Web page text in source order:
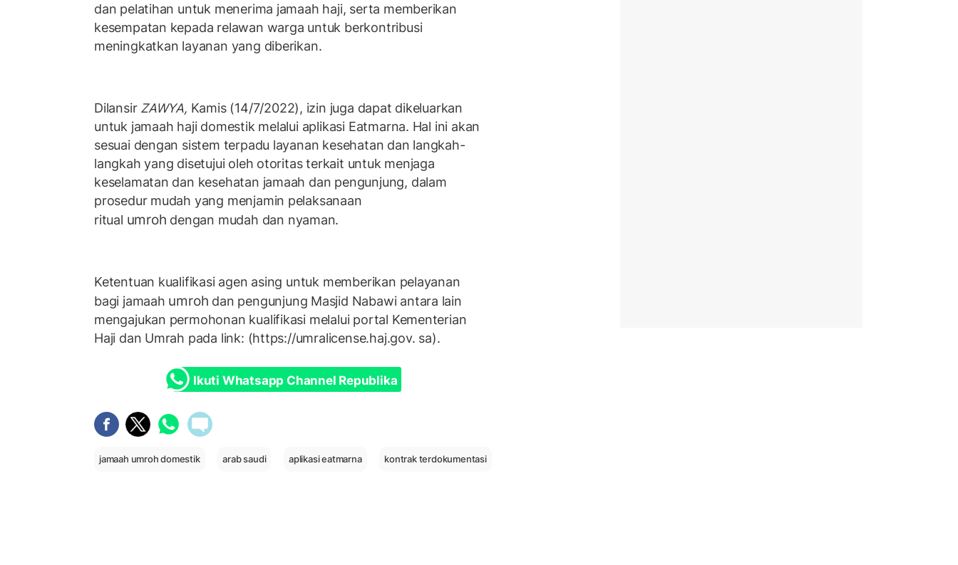
dan pelatihan untuk menerima jamaah haji, serta memberikan
kesempatan kepada relawan warga untuk berkontribusi
meningkatkan layanan yang diberikan.
Dilansir ZAWYA, Kamis (14/7/2022), izin juga dapat dikeluarkan
untuk jamaah haji domestik melalui aplikasi Eatmarna. Hal ini akan
sesuai dengan sistem terpadu layanan kesehatan dan langkah-
langkah yang disetujui oleh otoritas terkait untuk menjaga
keselamatan dan kesehatan jamaah dan pengunjung, dalam
prosedur mudah yang menjamin pelaksanaan
ritual umroh dengan mudah dan nyaman.
Ketentuan kualifikasi agen asing untuk memberikan pelayanan
bagi jamaah umroh dan pengunjung Masjid Nabawi antara lain
mengajukan permohonan kualifikasi melalui portal Kementerian
Haji dan Umrah pada link: (https://umralicense.haj.gov. sa).
Ikuti Whatsapp Channel Republika
jamaah umroh domestik arab saudi aplikasi eatmarna kontrak terdokumentasi